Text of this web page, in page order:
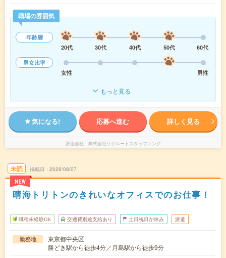
職場の雰囲気
年齢層
20代
30代 40代 50代
60代
男女比率
女性
男性
もっと見る
気になる! 応募へ進む 詳しく見る
派遣会社 株式会社リクルートスタッフィング
未読
NEW
掲載日 2026/08/07
晴海トリトンのきれいなオフィスでのお仕事！
職種未経験OK 交通費別途支給あり 土日祝日が休み 派遣
勤務地
東京都中央区
勝どき駅から徒歩4分／月島駅から徒歩9分